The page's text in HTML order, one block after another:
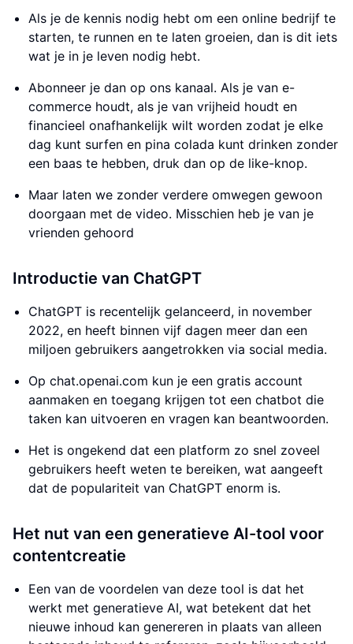
Als je de kennis nodig hebt om een online bedrijf te
starten, te runnen en te laten groeien, dan is dit iets
wat je in je leven nodig hebt.
Abonneer je dan op ons kanaal. Als je van e-
commerce houdt, als je van vrijheid houdt en
financieel onafhankelijk wilt worden zodat je elke
dag kunt surfen en pina colada kunt drinken zonder
een baas te hebben, druk dan op de like-knop.
Maar laten we zonder verdere omwegen gewoon
doorgaan met de video. Misschien heb je van je
vrienden gehoord
Introductie van ChatGPT
ChatGPT is recentelijk gelanceerd, in november
2022, en heeft binnen vijf dagen meer dan een
miljoen gebruikers aangetrokken via social media.
Op chat.openai.com kun je een gratis account
aanmaken en toegang krijgen tot een chatbot die
taken kan uitvoeren en vragen kan beantwoorden.
Het is ongekend dat een platform zo snel zoveel
gebruikers heeft weten te bereiken, wat aangeeft
dat de populariteit van ChatGPT enorm is.
Het nut van een generatieve AI-tool voor
contentcreatie
Een van de voordelen van deze tool is dat het
werkt met generatieve AI, wat betekent dat het
nieuwe inhoud kan genereren in plaats van alleen